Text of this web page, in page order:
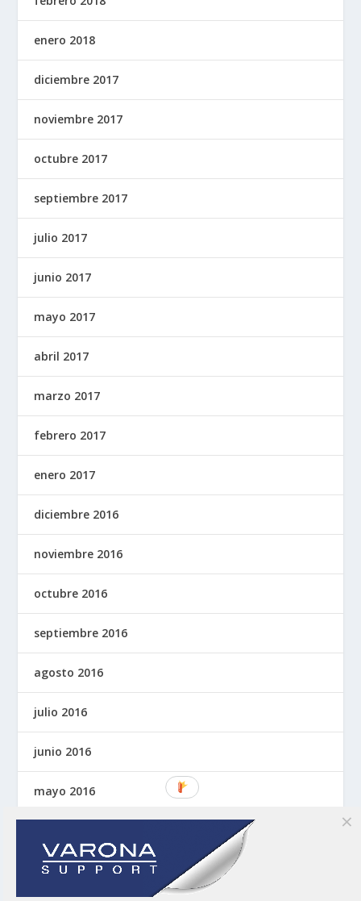
enero 2018
diciembre 2017
noviembre 2017
octubre 2017
septiembre 2017
julio 2017
junio 2017
mayo 2017
abril 2017
marzo 2017
febrero 2017
enero 2017
diciembre 2016
noviembre 2016
octubre 2016
septiembre 2016
agosto 2016
julio 2016
junio 2016
mayo 2016
marzo 2016